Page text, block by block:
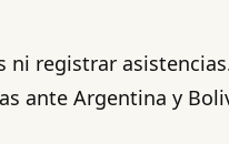
registrar
ante Argentina y